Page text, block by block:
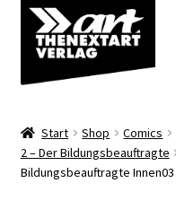
Zur
Navigation
springen
Zum
Inhalt
springen
Shop
Start Shop Comics
2 – Der Bildungsbeauftragte
Bildungsbeauftragte Innen03